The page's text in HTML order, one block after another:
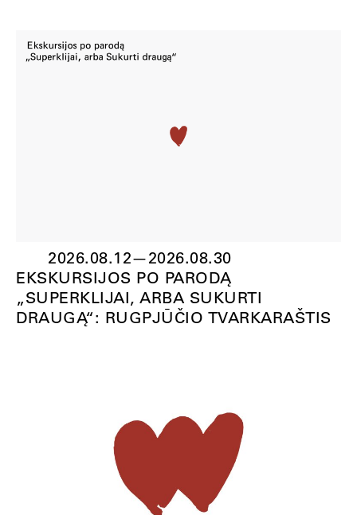
2026.08.12—2026.08.30
EKSKURSIJOS PO PARODĄ
„SUPERKLIJAI, ARBA SUKURTI
DRAUGĄ“: RUGPJŪČIO TVARKARAŠTIS